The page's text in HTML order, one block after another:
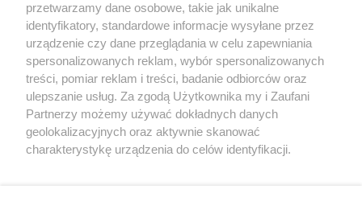
Kultura
X Facebook Instagram Youtube
przetwarzamy dane osobowe, takie jak unikalne
identyfikatory, standardowe informacje wysyłane przez
urządzenie czy dane przeglądania w celu zapewniania
spersonalizowanych reklam, wybór spersonalizowanych
treści, pomiar reklam i treści, badanie odbiorców oraz
ulepszanie usług. Za zgodą Użytkownika my i Zaufani
Partnerzy możemy używać dokładnych danych
geolokalizacyjnych oraz aktywnie skanować
charakterystykę urządzenia do celów identyfikacji.